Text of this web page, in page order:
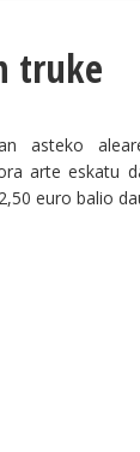
truke
asteko
arte eskatu
euro balio